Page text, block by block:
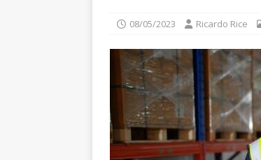
08/05/2023 Ricardo Rice